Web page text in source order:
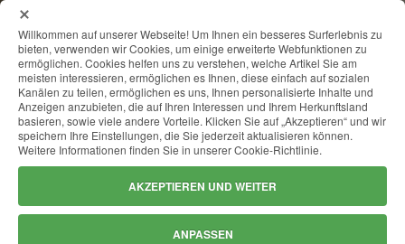
SCORPION BROWN
Willkommen auf unserer Webseite! Um Ihnen ein besseres Surferlebnis zu
bieten, verwenden wir Cookies, um einige erweiterte Webfunktionen zu
ermöglichen. Cookies helfen uns zu verstehen, welche Artikel Sie am
meisten interessieren, ermöglichen es Ihnen, diese einfach auf sozialen
Kanälen zu teilen, ermöglichen es uns, Ihnen personalisierte Inhalte und
Anzeigen anzubieten, die auf Ihren Interessen und Ihrem Herkunftsland
basieren, sowie viele andere Vorteile. Klicken Sie auf „Akzeptieren“ und wir
speichern Ihre Einstellungen, die Sie jederzeit aktualisieren können.
Weitere Informationen finden Sie in unserer Cookie-Richtlinie.
AKZEPTIEREN UND WEITER
ANPASSEN